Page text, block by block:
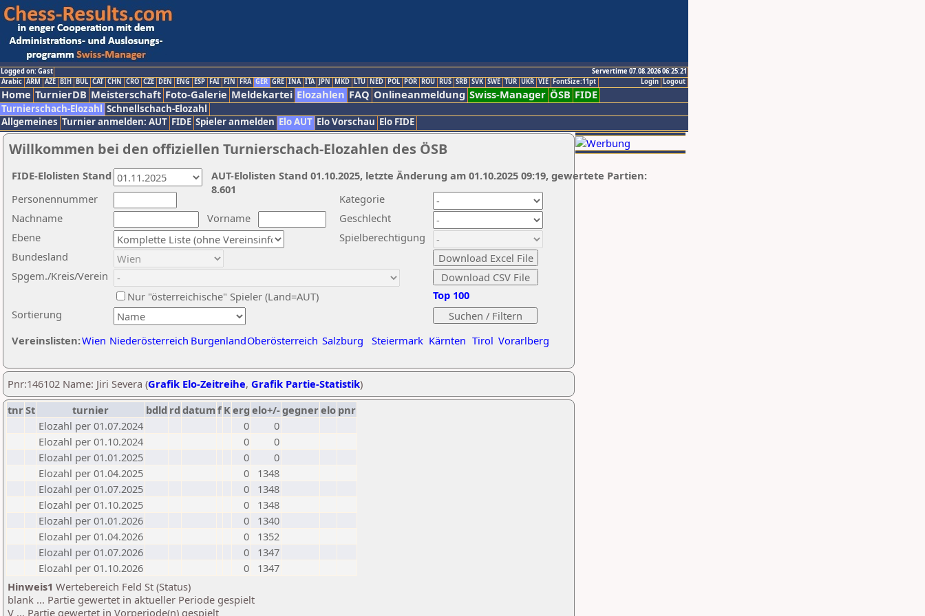
Logged on: Gast
Servertime 07.08.2026 06:25:21
Logout
Login
Arabic ARM AZE BIH BUL CAT CHN CRO CZE DEN ENG ESP FAI FIN FRA GER GRE INA ITA JPN MKD LTU NED POL POR ROU RUS SRB SVK SWE TUR UKR VIE FontSize:11pt
Home TurnierDB Meisterschaft Foto-Galerie Meldekartei Elozahlen FAQ Onlineanmeldung Swiss-Manager ÖSB FIDE
Turnierschach-Elozahl Schnellschach-Elozahl
Allgemeines Turnier anmelden: AUT FIDE Spieler anmelden Elo AUT Elo Vorschau Elo FIDE
Willkommen bei den offiziellen Turnierschach-Elozahlen des ÖSB
Nachname
Vorname
Ebene
Kategorie
Sortierung
Personennummer
Bundesland
Spgem./Kreis/Verein
Geschlecht
Nur "österreichische" Spieler (Land=AUT)
Spielberechtigung
Vereinslisten:Wien Niederösterreich BurgenlandOberösterreich Salzburg Steiermark Kärnten Tirol Vorarlberg
Top 100
AUT-Elolisten Stand 01.10.2025, letzte Änderung am 01.10.2025 09:19, gewertete Partien:
8.601
FIDE-Elolisten Stand
Pnr:146102 Name: Jiri Severa (Grafik Elo-Zeitreihe, Grafik Partie-Statistik)
tnrSt turnier bdld rd datumf Kerg elo+/-gegnerelo pnr
Elozahl per 01.07.2024
0
0
Elozahl per 01.10.2024
0
0
Elozahl per 01.01.2025
0
0
Elozahl per 01.04.2025
0
1348
Elozahl per 01.07.2025
0
1348
Elozahl per 01.10.2025
0
1348
Elozahl per 01.01.2026
0
1340
Elozahl per 01.04.2026
0
1352
Elozahl per 01.07.2026
0
1347
Elozahl per 01.10.2026
0
1347
Hinweis1 Wertebereich Feld St (Status)
blank ... Partie gewertet in aktueller Periode gespielt
V ... Partie gewertet in Vorperiode(n) gespielt